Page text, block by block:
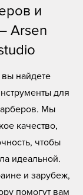
и
Arsen
найдете
для
Мы
качество,
чтобы
идеальной.
и зарубеж,
помогут вам